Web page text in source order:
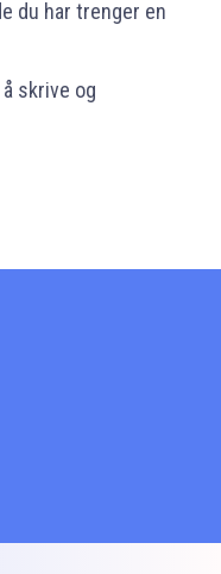
du har trenger en
skrive og